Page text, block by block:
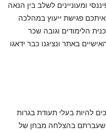
ומעוניינים לשלב בין הנאה
פגישת ייעוץ במהלכה
הלימודים וגובה שכר
באתר ונציגנו כבר ידאגו
להיות בעלי תעודת בגרות
לאחר שעברתם בהצלחה מבחן של